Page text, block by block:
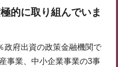
的に取り組んでいま
政府出資の政策金融機関で
事業、中小企業事業の3事